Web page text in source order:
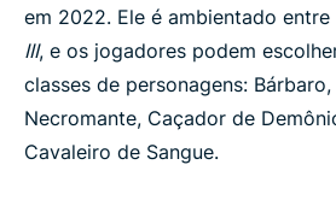
em 2022. Ele é ambientado entre
III, e os jogadores podem
classes de personagens:
Necromante, Caçador de
Cavaleiro de Sangue.